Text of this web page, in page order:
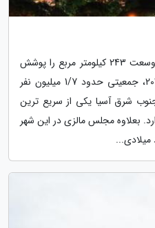
معرفیشهر کوالالامپور منطقه ای به وسعت 243 کیلومتر مربع را پوشش
می دهد و طبق سرشماری سال 2015، جمعیتی حدود 1/7 میلیون نفر
جنوب شرق آسیا یکی از سریع ترین
بعلاوه مجلس مالزی در این شهر